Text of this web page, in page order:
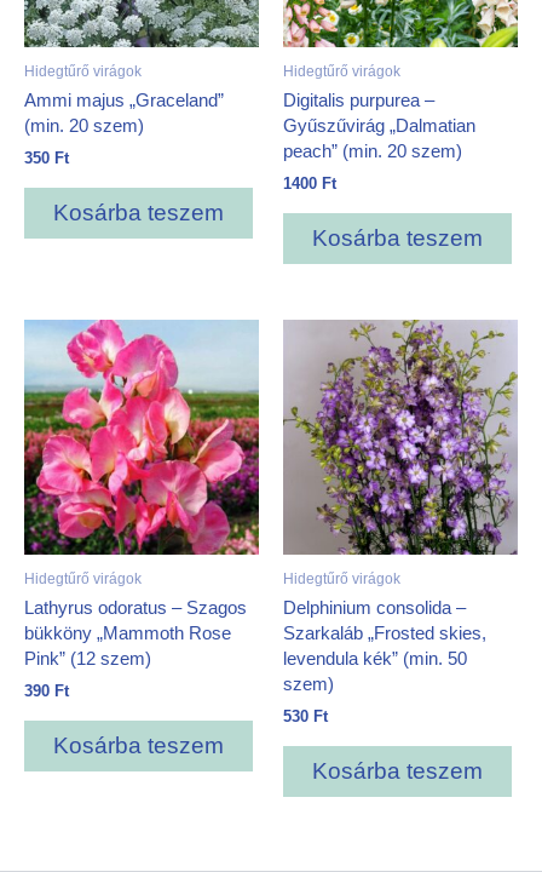
Hidegtűrő virágok
Ammi majus „Graceland”
(min. 20 szem)
350 Ft
Kosárba teszem
Hidegtűrő virágok
Digitalis purpurea –
Gyűszűvirág „Dalmatian
peach” (min. 20 szem)
1400 Ft
Kosárba teszem
Hidegtűrő virágok
Lathyrus odoratus – Szagos
bükköny „Mammoth Rose
Pink” (12 szem)
390 Ft
Kosárba teszem
Hidegtűrő virágok
Delphinium consolida –
Szarkaláb „Frosted skies,
levendula kék” (min. 50
szem)
530 Ft
Kosárba teszem